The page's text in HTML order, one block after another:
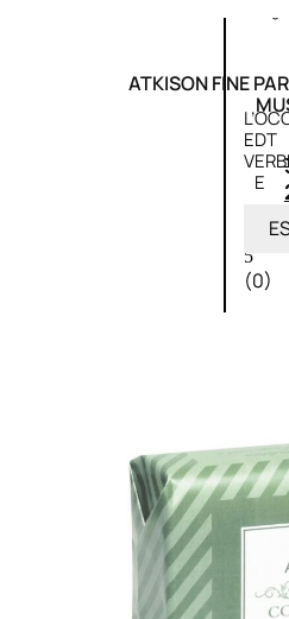
EDT
E
su
5
(0)
Aggiungi
al
carrello
ATKISON FINE